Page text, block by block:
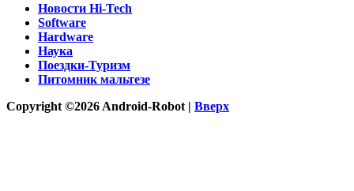
Новости Hi-Tech
Software
Hardware
Наука
Поездки-Туризм
Питомник мальтезе
Copyright ©2026 Android-Robot | Вверх